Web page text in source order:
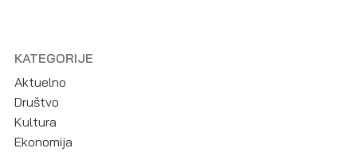
KATEGORIJE
Aktuelno
Društvo
Kultura
Ekonomija